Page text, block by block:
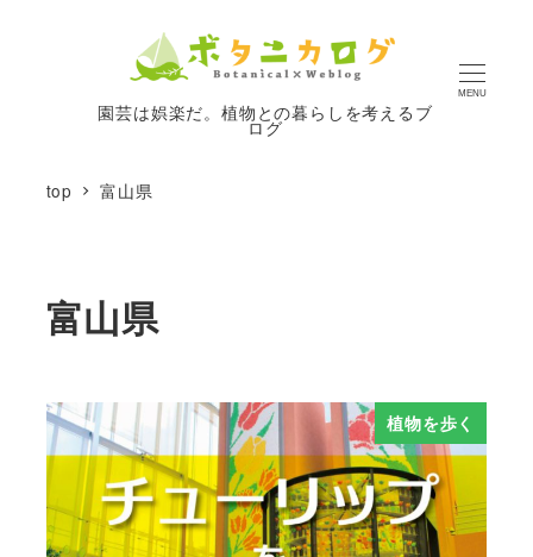
園芸は娯楽だ。植物との暮らしを考えるブ
ログ
MENU
top 富山県
富山県
植物を歩く